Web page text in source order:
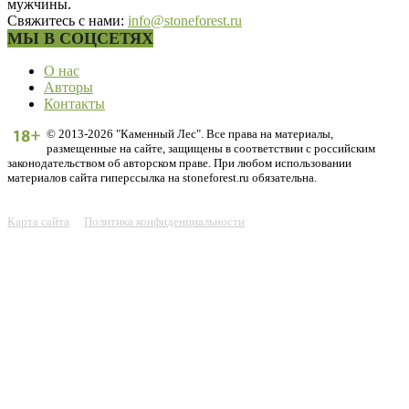
мужчины.
Свяжитесь с нами: info@stoneforest.ru
МЫ В СОЦСЕТЯХ
О нас
Авторы
Контакты
© 2013-2026 "Каменный Лес". Все права на материалы,
размещенные на сайте, защищены в соответствии с российским
законодательством об авторском праве. При любом использовании
материалов сайта гиперссылка на stoneforest.ru обязательна.
Карта сайта Политика конфиденциальности